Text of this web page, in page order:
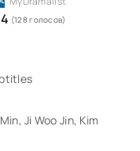
(128 голосов)
Ji Woo Jin, Kim